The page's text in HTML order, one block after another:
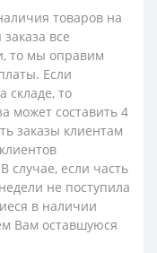
товаров на
все
то мы оправим
Если
складе, то
может составить 4
заказы клиентам
случае, если часть
не поступила
в наличии
Вам оставшуюся